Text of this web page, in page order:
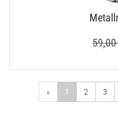
« 1 2 3